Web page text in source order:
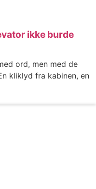
ikke burde
ord, men med de
kliklyd fra kabinen, en